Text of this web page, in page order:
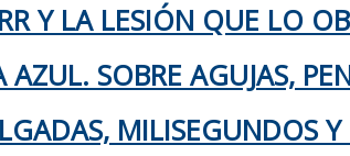
Y LA LESIÓN QUE LO
AZUL. SOBRE AGUJAS,
MILISEGUNDOS